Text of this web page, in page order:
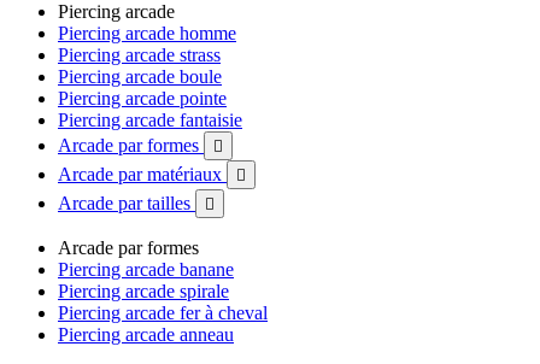
Piercing arcade
Piercing arcade homme
Piercing arcade strass
Piercing arcade boule
Piercing arcade pointe
Piercing arcade fantaisie
Arcade par formes

Arcade par matériaux 
Arcade par tailles 
Arcade par formes
Piercing arcade banane
Piercing arcade spirale
Piercing arcade fer à cheval
Piercing arcade anneau